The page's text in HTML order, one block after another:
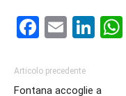
Email
Articolo precedente
Fontana accoglie a